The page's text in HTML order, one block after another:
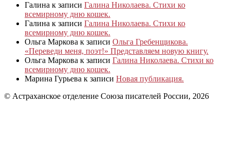
Галина к записи Галина Николаева. Стихи ко
всемирному дню кошек.
Галина к записи Галина Николаева. Стихи ко
всемирному дню кошек.
Ольга Маркова к записи Ольга Гребенщикова.
«Переведи меня, поэт!» Представляем новую книгу.
Ольга Маркова к записи Галина Николаева. Стихи ко
всемирному дню кошек.
Марина Гурьева к записи Новая публикация.
© Астраханское отделение Союза писателей России, 2026